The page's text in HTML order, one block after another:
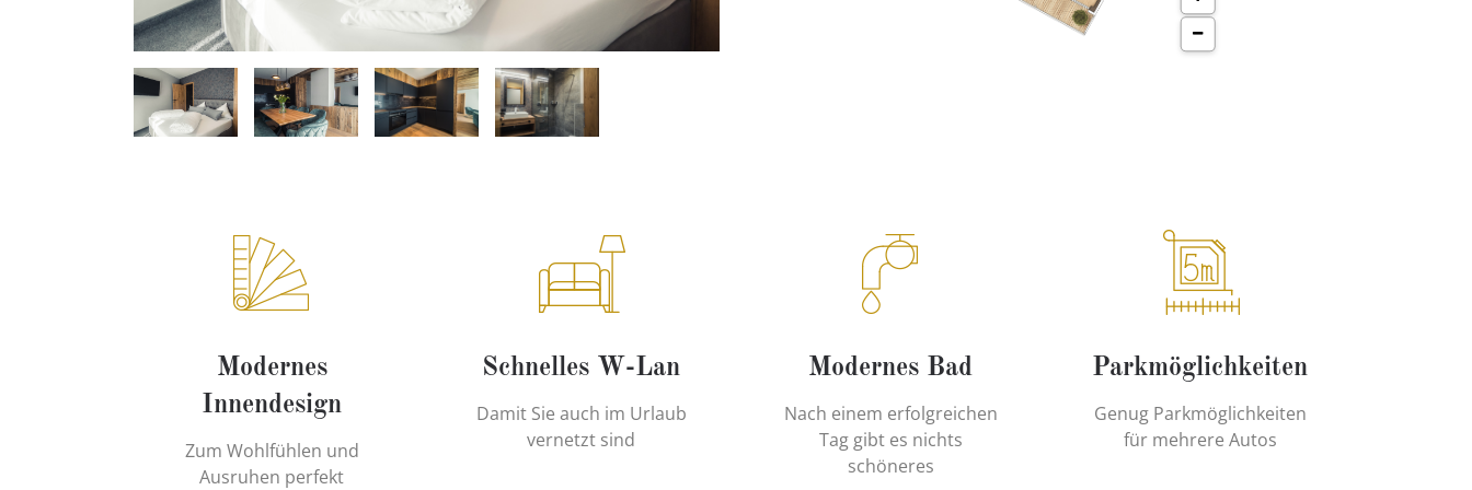
Modernes
Innendesign
Zum Wohlfühlen und
Ausruhen perfekt
Schnelles W-Lan
Damit Sie auch im Urlaub
vernetzt sind
Modernes Bad
Nach einem erfolgreichen
Tag gibt es nichts
schöneres
Parkmöglichkeiten
Genug Parkmöglichkeiten
für mehrere Autos